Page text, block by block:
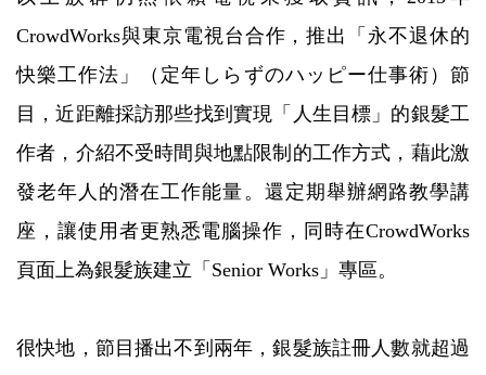
CrowdWorks與東京電視台合作，推出「永不退休的
快樂工作法」（定年しらずのハッピー仕事術）節
目，近距離採訪那些找到實現「人生目標」的銀髮工
作者，介紹不受時間與地點限制的工作方式，藉此激
發老年人的潛在工作能量。還定期舉辦網路教學講
座，讓使用者更熟悉電腦操作，同時在CrowdWorks
頁面上為銀髮族建立「Senior Works」專區。
很快地，節目播出不到兩年，銀髮族註冊人數就超過